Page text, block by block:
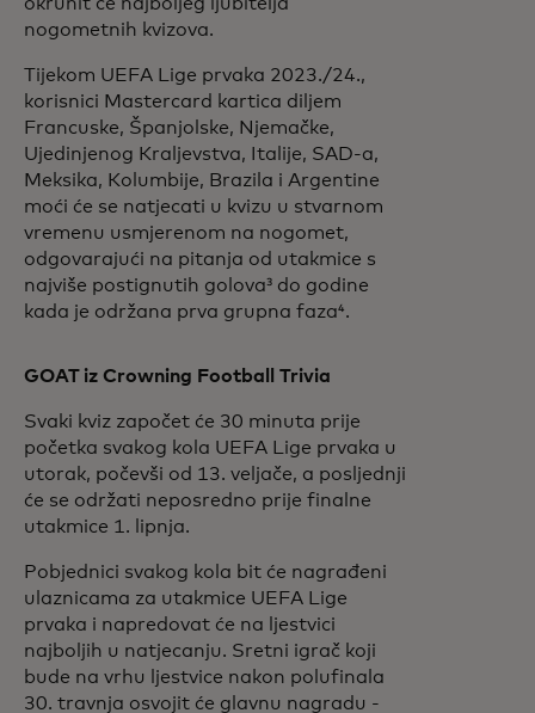
nogometnih kvizova.
Tijekom UEFA Lige prvaka 2023./24.,
korisnici Mastercard kartica diljem
Francuske, Španjolske, Njemačke,
Ujedinjenog Kraljevstva, Italije, SAD-a,
Meksika, Kolumbije, Brazila i Argentine
moći će se natjecati u kvizu u stvarnom
vremenu usmjerenom na nogomet,
odgovarajući na pitanja od utakmice s
najviše postignutih golova³ do godine
kada je održana prva grupna faza⁴.
GOAT iz Crowning Football Trivia
Svaki kviz započet će 30 minuta prije
početka svakog kola UEFA Lige prvaka u
utorak, počevši od 13. veljače, a posljednji
će se održati neposredno prije finalne
utakmice 1. lipnja.
Pobjednici svakog kola bit će nagrađeni
ulaznicama za utakmice UEFA Lige
prvaka i napredovat će na ljestvici
najboljih u natjecanju. Sretni igrač koji
bude na vrhu ljestvice nakon polufinala
30. travnja osvojit će glavnu nagradu -